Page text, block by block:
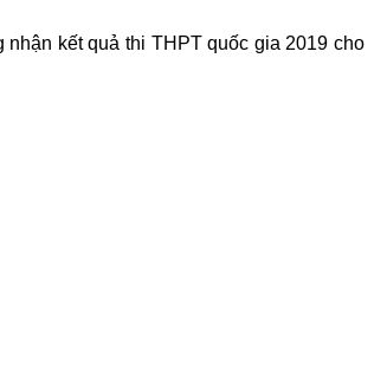
kết quả thi THPT quốc gia 2019 cho